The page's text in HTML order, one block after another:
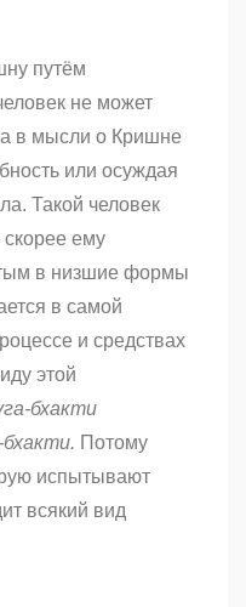
путём
не может
в мысли о Кришне
или осуждая
Такой человек
скорее ему
в низшие формы
в самой
и средствах
этой
бхакти
бхакти. Потому
испытывают
всякий вид